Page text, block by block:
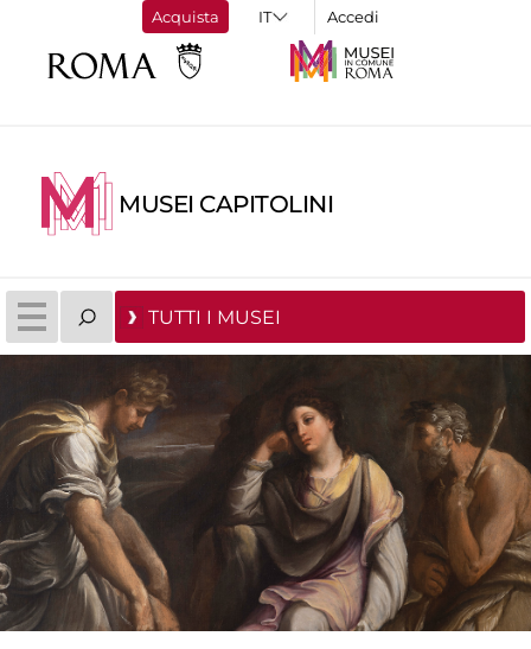
Acquista Accedi
MUSEI CAPITOLINI
TUTTI I MUSEI